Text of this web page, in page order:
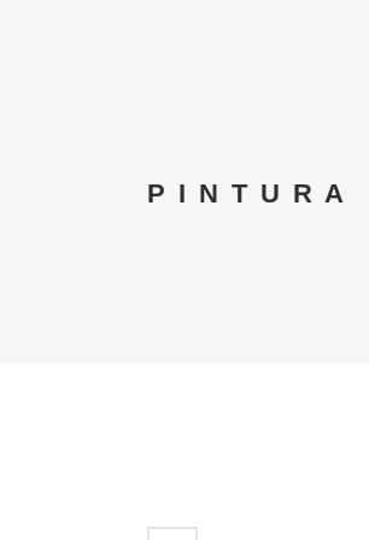
PINTURA